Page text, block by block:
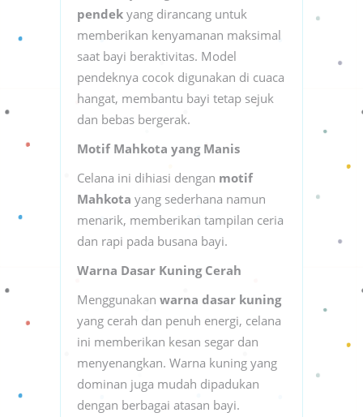
pendek yang dirancang untuk
memberikan kenyamanan maksimal
saat bayi beraktivitas. Model
pendeknya cocok digunakan di cuaca
hangat, membantu bayi tetap sejuk
dan bebas bergerak.
Motif Mahkota yang Manis
Celana ini dihiasi dengan motif
Mahkota yang sederhana namun
menarik, memberikan tampilan ceria
dan rapi pada busana bayi.
Warna Dasar Kuning Cerah
Menggunakan warna dasar kuning
yang cerah dan penuh energi, celana
ini memberikan kesan segar dan
menyenangkan. Warna kuning yang
dominan juga mudah dipadukan
dengan berbagai atasan bayi.